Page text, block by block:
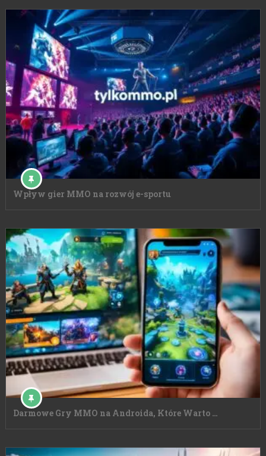
Wpływ gier MMO na rozwój e-sportu
Darmowe Gry MMO na Androida, Które Warto …